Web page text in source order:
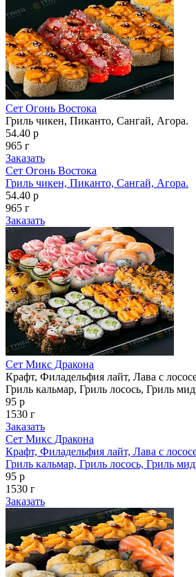
Сет Огонь Востока
Гриль чикен, Пиканто, Сангай, Агора.
54.40 р
965 г
Заказать
Сет Огонь Востока
Гриль чикен, Пиканто, Сангай, Агора.
54.40 р
965 г
Заказать
Сет Микс Дракона
Крафт, Филадельфия лайт, Лава с
Гриль кальмар, Гриль лосось, Гриль
95 р
1530 г
Заказать
Сет Микс Дракона
Крафт, Филадельфия лайт, Лава с
Гриль кальмар, Гриль лосось, Гриль
95 р
1530 г
Заказать